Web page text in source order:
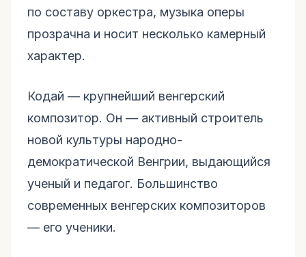
по составу оркестра, музыка оперы
прозрачна и носит несколько камерный
характер.
Кодай — крупнейший венгерский
композитор. Он — активный строитель
новой культуры народно-
демократической Венгрии, выдающийся
ученый и педагог. Большинство
современных венгерских композиторов
— его ученики.